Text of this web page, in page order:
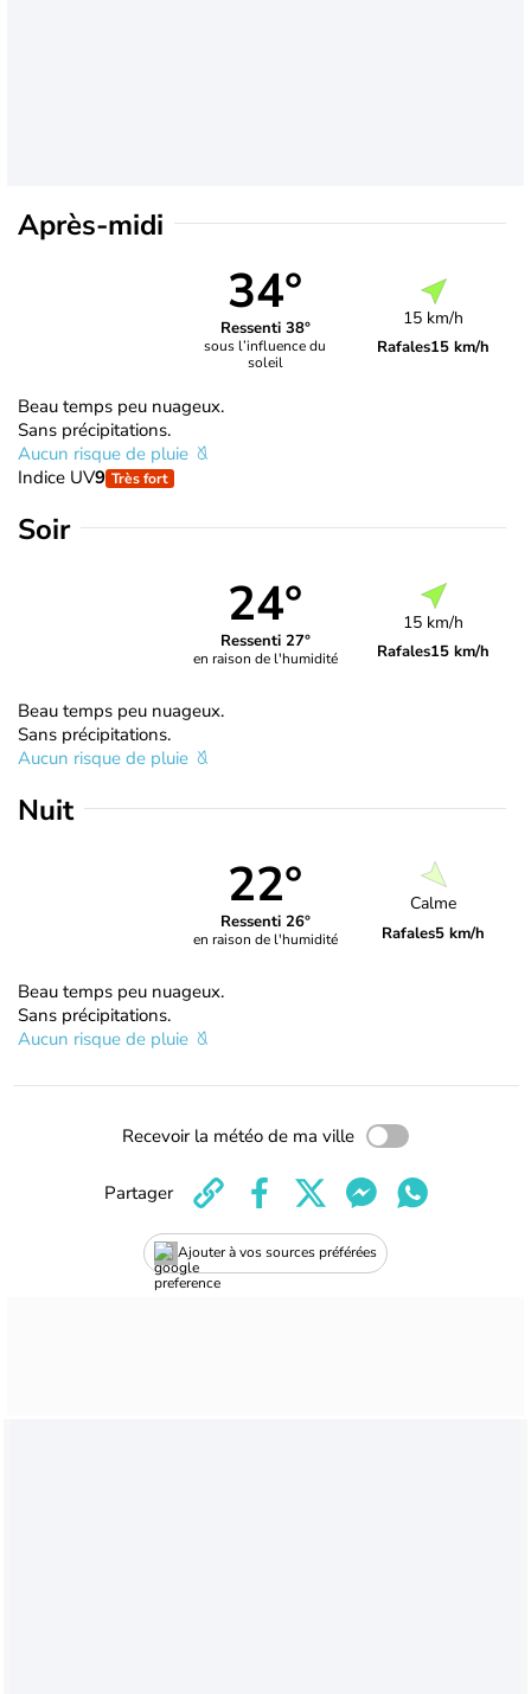
Après-midi
34°
Ressenti 38°
sous l’influence du
soleil
15 km/h
Rafales15 km/h
Beau temps peu nuageux.
Sans précipitations.
Aucun risque de pluie
Indice UV9 Très fort
Soir
24°
Ressenti 27°
en raison de l'humidité
15 km/h
Rafales15 km/h
Beau temps peu nuageux.
Sans précipitations.
Aucun risque de pluie
Nuit
22°
Ressenti 26°
en raison de l'humidité
Calme
Rafales5 km/h
Beau temps peu nuageux.
Sans précipitations.
Aucun risque de pluie
Recevoir la météo de ma ville
Ajouter à vos sources préférées
Partager